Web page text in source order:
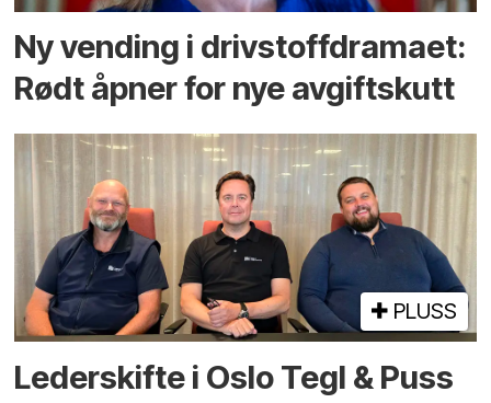
Ny vending i drivstoffdramaet:
Rødt åpner for nye avgiftskutt
PLUSS
Lederskifte i Oslo Tegl & Puss